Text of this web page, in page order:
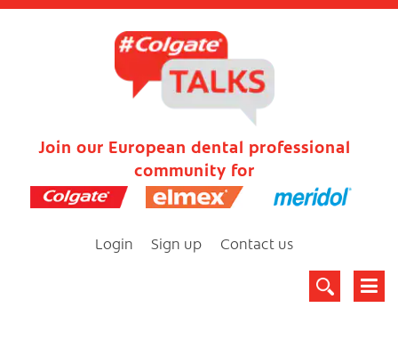
Join our European dental professional
community for
Login Sign up Contact us